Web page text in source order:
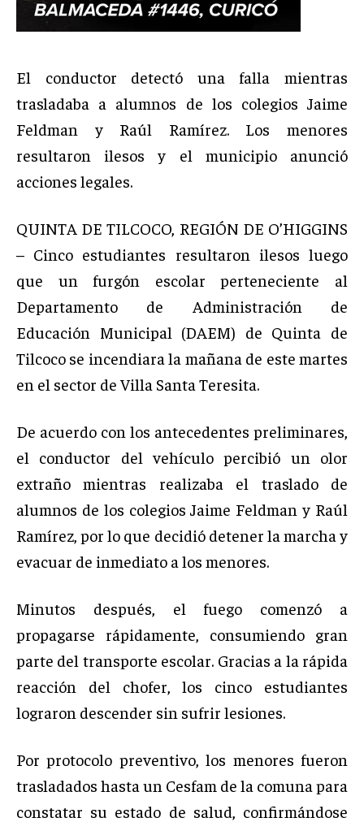
El conductor detectó una falla mientras
trasladaba a alumnos de los colegios Jaime
Feldman y Raúl Ramírez. Los menores
resultaron ilesos y el municipio anunció
acciones legales.
QUINTA DE TILCOCO, REGIÓN DE O’HIGGINS
– Cinco estudiantes resultaron ilesos luego
que un furgón escolar perteneciente al
Departamento de Administración de
Educación Municipal (DAEM) de Quinta de
Tilcoco se incendiara la mañana de este martes
en el sector de Villa Santa Teresita.
De acuerdo con los antecedentes preliminares,
el conductor del vehículo percibió un olor
extraño mientras realizaba el traslado de
alumnos de los colegios Jaime Feldman y Raúl
Ramírez, por lo que decidió detener la marcha y
evacuar de inmediato a los menores.
Minutos después, el fuego comenzó a
propagarse rápidamente, consumiendo gran
parte del transporte escolar. Gracias a la rápida
reacción del chofer, los cinco estudiantes
lograron descender sin sufrir lesiones.
Por protocolo preventivo, los menores fueron
trasladados hasta un Cesfam de la comuna para
constatar su estado de salud, confirmándose